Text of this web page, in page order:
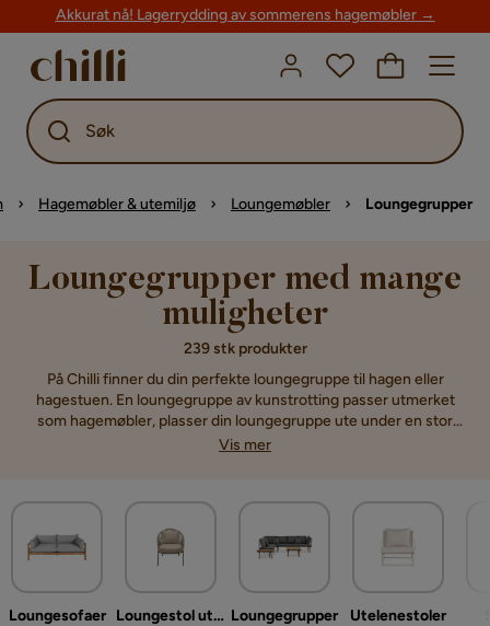
Akkurat nå! Lagerrydding av sommerens hagemøbler →
Søk
Hagemøbler & utemiljø Loungemøbler Loungegrupper
Loungegrupper med mange
muligheter
239 stk produkter
På Chilli finner du din perfekte loungegruppe til hagen eller
hagestuen. En loungegruppe av kunstrotting passer utmerket
som hagemøbler, plasser din loungegruppe ute under en stor
parasoll under solfylte sommerdager for ekstra ferieluksus. Hos
byggbare loungemøbler og med det vil vi tilby en “gjør det selv”
følelse. Kjøp for eksempel en byggbar modul som du selv
bestemmer om du vil bygge på til en stor eller liten
Vis mer
Loungesofaer Loungestol utendørs Loungegrupper Utelenestoler